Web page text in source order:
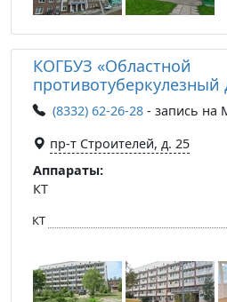
КОГБУЗ «Областной
противотуберкулезный
(8332) 62-26-28 - запись на
пр-т Строителей, д. 25
Аппараты:
КТ
КТ